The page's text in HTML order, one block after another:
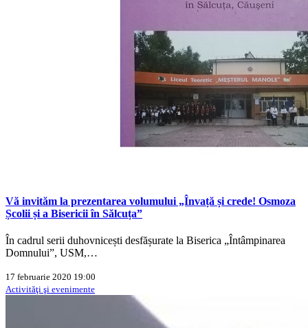
Vă invităm la prezentarea volumului „Învață și crede! Osmoza
Școlii și a Bisericii în Sălcuța”
În cadrul serii duhovnicești desfășurate la Biserica „Întâmpinarea
Domnului”, USM,…
17 februarie 2020 19:00
Activităţi şi evenimente